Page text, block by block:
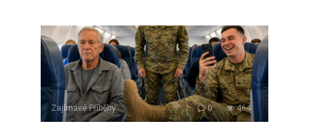
Zajímavé Příběhy 0 464